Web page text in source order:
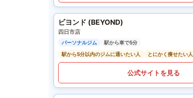
ビヨンド (BEYOND)
四日市店
パーソナルジム
駅から車で5分
駅から5分以内のジムに通いたい人
とにかく痩せたい人
公式サイトを見る